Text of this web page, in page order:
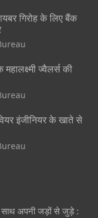
गिरोह के लिए बैंक
ज्वैलर्स की
इंजीनियर के खाते से
साथ अपनी जड़ों से जुड़े :